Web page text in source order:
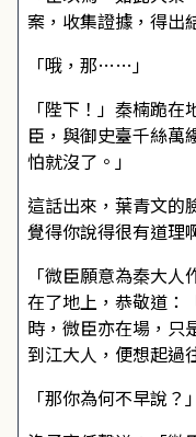
案，收集證據，得出
「哦，那……」
「陛下！」秦楠跪
臣，與御史臺千絲萬
怕就沒了。」
這話出來，葉青文的
覺得你說得很有道理
「微臣願意為秦大
在了地上，恭敬道：
時，微臣亦在場，只
到江大人，便想起過
「那你為何不早說？